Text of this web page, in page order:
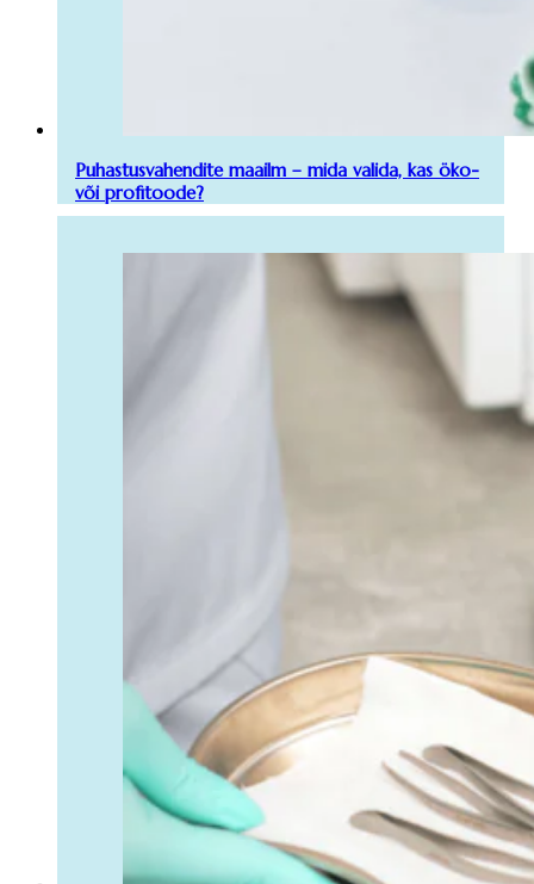
Puhastusvahendite maailm – mida valida, kas öko-
või profitoode?